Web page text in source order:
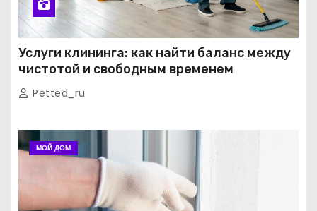
Услуги клининга: как найти баланс между
чистотой и свободным временем
Petted_ru
МОЙ ДОМ